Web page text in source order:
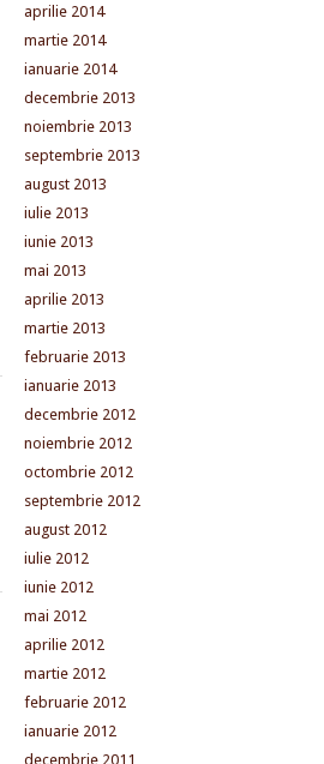
aprilie 2014
martie 2014
ianuarie 2014
decembrie 2013
noiembrie 2013
septembrie 2013
august 2013
iulie 2013
iunie 2013
mai 2013
aprilie 2013
martie 2013
februarie 2013
ianuarie 2013
decembrie 2012
noiembrie 2012
octombrie 2012
septembrie 2012
august 2012
iulie 2012
iunie 2012
mai 2012
aprilie 2012
martie 2012
februarie 2012
ianuarie 2012
decembrie 2011